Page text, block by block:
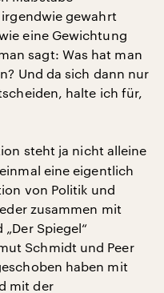
gewahrt
eine Gewichtung
sagt: Was hat man
Und da sich dann nur
halte ich für,
steht ja nicht alleine
eine eigentlich
von Politik und
zusammen mit
Spiegel“
Schmidt und Peer
haben mit
mit der